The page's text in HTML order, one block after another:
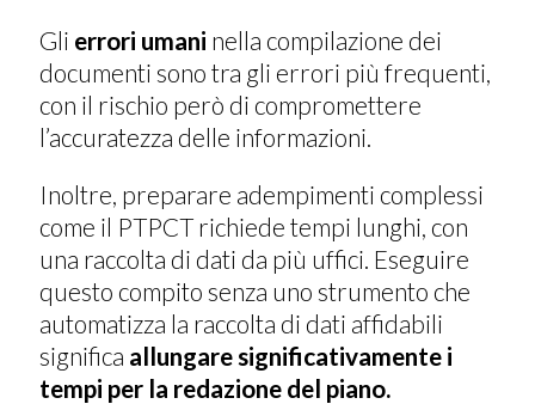
Gli errori umani nella compilazione dei
documenti sono tra gli errori più frequenti,
con il rischio però di compromettere
l’accuratezza delle informazioni.
Inoltre, preparare adempimenti complessi
come il PTPCT richiede tempi lunghi, con
una raccolta di dati da più uffici. Eseguire
questo compito senza uno strumento che
automatizza la raccolta di dati affidabili
significa allungare significativamente i
tempi per la redazione del piano.